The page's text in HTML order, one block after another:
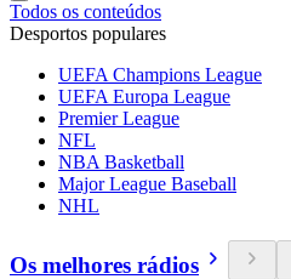
Todos os conteúdos
Desportos populares
UEFA Champions League
UEFA Europa League
Premier League
NFL
NBA Basketball
Major League Baseball
NHL
Os melhores rádios